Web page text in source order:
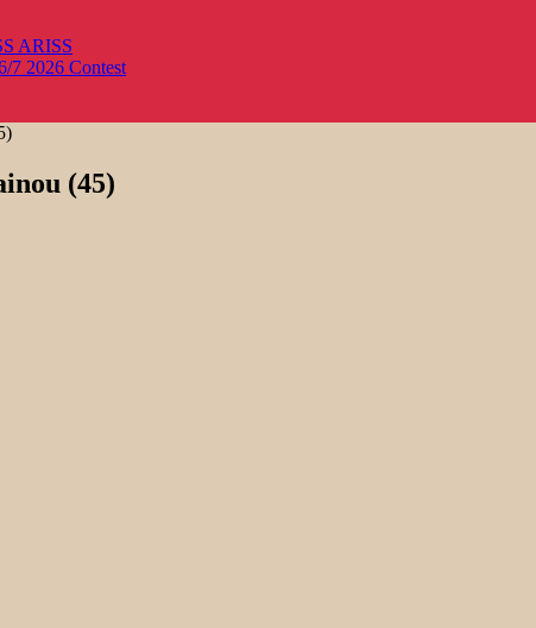
ARISS
7 2026 Contest
(45)